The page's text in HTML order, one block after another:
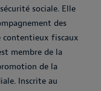
sociale. Elle
des
contentieux fiscaux
membre de la
de la
Inscrite au